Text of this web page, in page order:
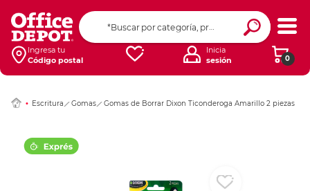
Ingresa tu
Código postal
0
Inicia
sesión
Escritura Gomas Gomas de Borrar Dixon Ticonderoga Amarillo 2 piezas
Ingresar Codigo